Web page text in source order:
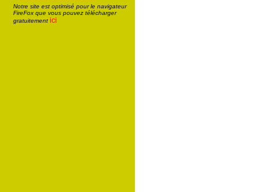
Notre site est optimisé pour le navigateur
FireFox que vous pouvez télécharger
gratuitement ici